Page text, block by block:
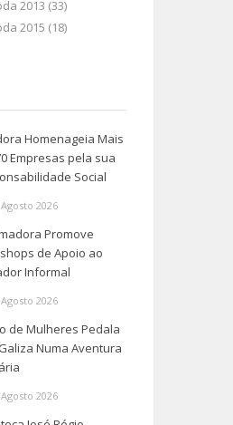
2013 (33)
2015 (18)
Homenageia Mais
Empresas pela sua
Social
2026
Promove
de Apoio ao
Informal
2026
de Mulheres Pedala
Numa Aventura
2026